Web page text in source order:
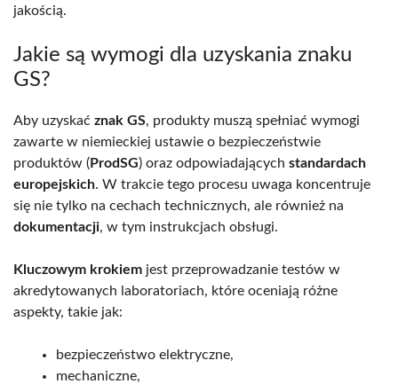
jakością.
Jakie są wymogi dla uzyskania znaku
GS?
Aby uzyskać znak GS, produkty muszą spełniać wymogi
zawarte w niemieckiej ustawie o bezpieczeństwie
produktów (ProdSG) oraz odpowiadających standardach
europejskich. W trakcie tego procesu uwaga koncentruje
się nie tylko na cechach technicznych, ale również na
dokumentacji, w tym instrukcjach obsługi.
Kluczowym krokiem jest przeprowadzanie testów w
akredytowanych laboratoriach, które oceniają różne
aspekty, takie jak:
bezpieczeństwo elektryczne,
mechaniczne,